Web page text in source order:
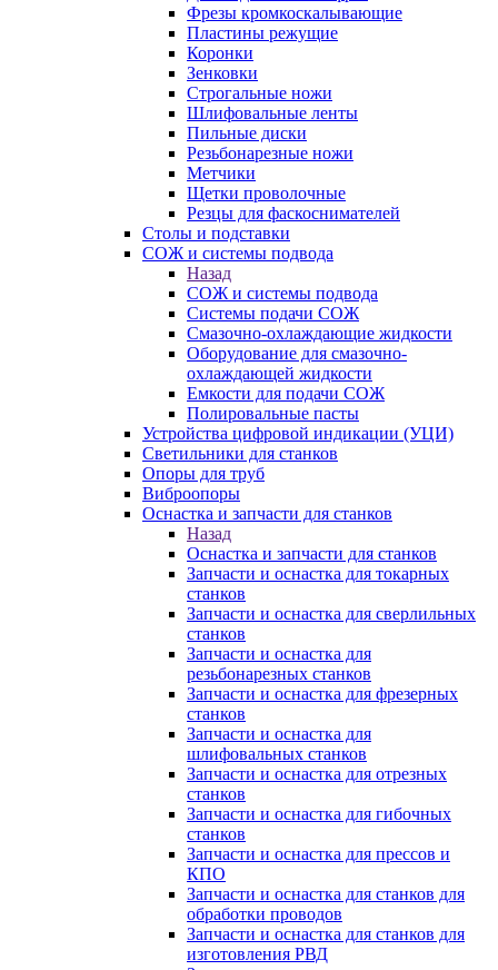
Фрезы кромкоскалывающие
Пластины режущие
Коронки
Зенковки
Строгальные ножи
Шлифовальные ленты
Пильные диски
Резьбонарезные ножи
Метчики
Щетки проволочные
Резцы для фаскоснимателей
Столы и подставки
СОЖ и системы подвода
Назад
СОЖ и системы подвода
Системы подачи СОЖ
Смазочно-охлаждающие жидкости
Оборудование для смазочно-
охлаждающей жидкости
Емкости для подачи СОЖ
Полировальные пасты
Устройства цифровой индикации (УЦИ)
Светильники для станков
Опоры для труб
Виброопоры
Оснастка и запчасти для станков
Назад
Оснастка и запчасти для станков
Запчасти и оснастка для токарных
станков
Запчасти и оснастка для сверлильных
станков
Запчасти и оснастка для
резьбонарезных станков
Запчасти и оснастка для фрезерных
станков
Запчасти и оснастка для
шлифовальных станков
Запчасти и оснастка для отрезных
станков
Запчасти и оснастка для гибочных
станков
Запчасти и оснастка для прессов и
КПО
Запчасти и оснастка для станков для
обработки проводов
Запчасти и оснастка для станков для
изготовления РВД